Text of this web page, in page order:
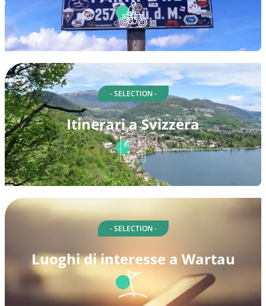
- SELECTION -
Itinerari a Svizzera
- SELECTION -
Luoghi di interesse a Wartau